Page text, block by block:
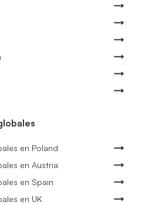
en Poland
en Austria
en Spain
en UK